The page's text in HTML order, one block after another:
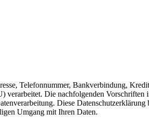
Telefonnummer, Bankverbindung,
verarbeitet. Die nachfolgenden
Diese
Umgang mit Ihren Daten.